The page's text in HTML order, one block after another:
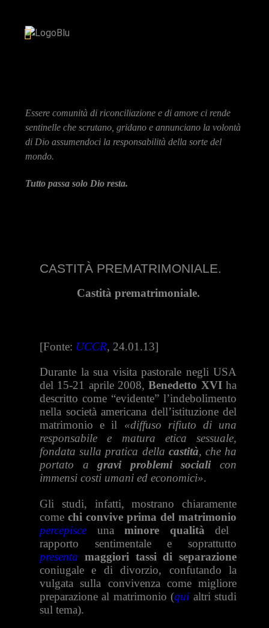
Essere comunità di riconciliazione e di amore ci rende
sentinelle che scrutano, gridano e annunciano la volontà
di Dio assumendoci la responsabilità della sorte del
mondo.
Tutto passa solo Dio resta.
CASTITÀ PREMATRIMONIALE.
Castità prematrimoniale.
[Fonte: UCCR, 24.01.13]
Durante la sua visita pastorale negli USA
del 15-21 aprile 2008,Benedetto XVIha
descritto come “evidente” l’indebolimento
nella società americana dell’istituzione del
matrimonio e il «diffuso rifiuto di una
responsabile e matura etica sessuale,
fondata sulla pratica della castità, che ha
portato agravi problemi sociali con
immensi costi umani ed economici».
Gli studi, infatti, mostrano chiaramente
come chi convive prima del matrimonio
percepisce una minore qualità del
rapporto sentimentale e soprattutto
presenta maggiori tassi di separazione
coniugale e di divorzio, confutando la
vulgata sulla convivenza come migliore
preparazione al matrimonio (qui altri studi
sul tema).